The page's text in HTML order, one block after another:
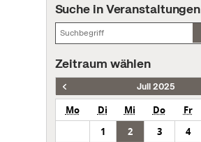
Suche in Veranstaltungen
Zeitraum wählen
Juli 2025
Mo Di Mi Do Fr
1
2 3 4